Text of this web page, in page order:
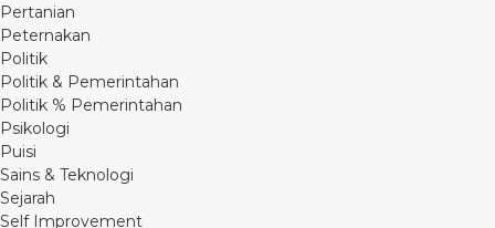
Pertanian
Peternakan
Politik
Politik & Pemerintahan
Politik % Pemerintahan
Psikologi
Puisi
Sains & Teknologi
Sejarah
Self Improvement